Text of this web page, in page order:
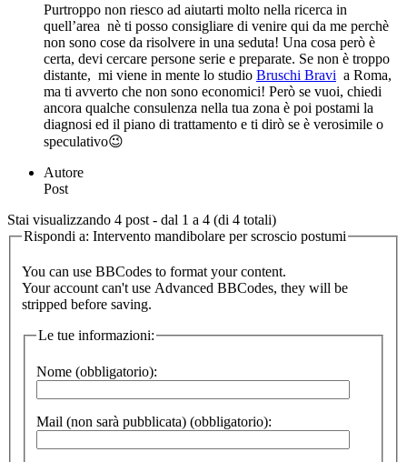
Purtroppo non riesco ad aiutarti molto nella ricerca in
quell’area nè ti posso consigliare di venire qui da me perchè
non sono cose da risolvere in una seduta! Una cosa però è
certa, devi cercare persone serie e preparate. Se non è troppo
distante, mi viene in mente lo studio Bruschi Bravi a Roma,
ma ti avverto che non sono economici! Però se vuoi, chiedi
ancora qualche consulenza nella tua zona è poi postami la
diagnosi ed il piano di trattamento e ti dirò se è verosimile o
speculativo😉
Autore
Post
Stai visualizzando 4 post - dal 1 a 4 (di 4 totali)
Rispondi a: Intervento mandibolare per scroscio postumi
You can use BBCodes to format your content.
Your account can't use Advanced BBCodes, they will be
stripped before saving.
Le tue informazioni:
Nome (obbligatorio):
Mail (non sarà pubblicata) (obbligatorio):